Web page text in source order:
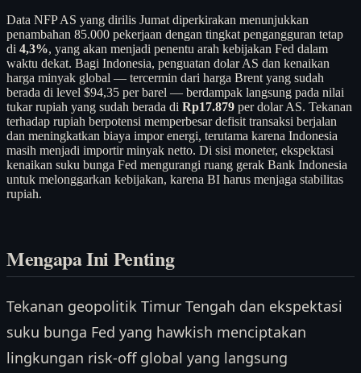
Data NFP AS yang dirilis Jumat diperkirakan menunjukkan
penambahan 85.000 pekerjaan dengan tingkat pengangguran tetap
di 4,3%, yang akan menjadi penentu arah kebijakan Fed dalam
waktu dekat. Bagi Indonesia, penguatan dolar AS dan kenaikan
harga minyak global — tercermin dari harga Brent yang sudah
berada di level $94,35 per barel — berdampak langsung pada nilai
tukar rupiah yang sudah berada di Rp17.879 per dolar AS. Tekanan
terhadap rupiah berpotensi memperbesar defisit transaksi berjalan
dan meningkatkan biaya impor energi, terutama karena Indonesia
masih menjadi importir minyak netto. Di sisi moneter, ekspektasi
kenaikan suku bunga Fed mengurangi ruang gerak Bank Indonesia
untuk melonggarkan kebijakan, karena BI harus menjaga stabilitas
rupiah.
Mengapa Ini Penting
Tekanan geopolitik Timur Tengah dan ekspektasi
suku bunga Fed yang hawkish menciptakan
lingkungan risk-off global yang langsung